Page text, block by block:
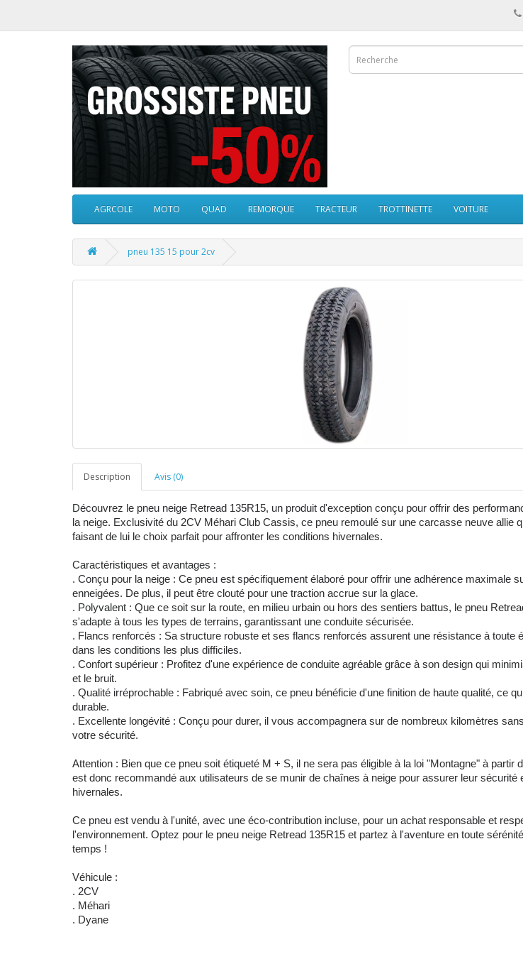
AGRCOLE MOTO QUAD REMORQUE TRACTEUR TROTTINETTE VOITURE
pneu 135 15 pour 2cv
Description Avis (0)
Découvrez le pneu neige Retread 135R15, un produit d'exception conçu pour offrir des
la neige. Exclusivité du 2CV Méhari Club Cassis, ce pneu remoulé sur une carcasse neuve allie
faisant de lui le choix parfait pour affronter les conditions hivernales.
Caractéristiques et avantages :
. Conçu pour la neige : Ce pneu est spécifiquement élaboré pour offrir une adhérence maximale
enneigées. De plus, il peut être clouté pour une traction accrue sur la glace.
. Polyvalent : Que ce soit sur la route, en milieu urbain ou hors des sentiers battus, le pneu
s'adapte à tous les types de terrains, garantissant une conduite sécurisée.
. Flancs renforcés : Sa structure robuste et ses flancs renforcés assurent une résistance à toute
dans les conditions les plus difficiles.
. Confort supérieur : Profitez d'une expérience de conduite agréable grâce à son design qui
et le bruit.
. Qualité irréprochable : Fabriqué avec soin, ce pneu bénéficie d'une finition de haute qualité, ce
durable.
. Excellente longévité : Conçu pour durer, il vous accompagnera sur de nombreux kilomètres
votre sécurité.
Attention : Bien que ce pneu soit étiqueté M + S, il ne sera pas éligible à la loi "Montagne" à partir
est donc recommandé aux utilisateurs de se munir de chaînes à neige pour assurer leur sécurité
hivernales.
Ce pneu est vendu à l'unité, avec une éco-contribution incluse, pour un achat responsable et
l'environnement. Optez pour le pneu neige Retread 135R15 et partez à l'aventure en toute
temps !
Véhicule :
. 2CV
. Méhari
. Dyane